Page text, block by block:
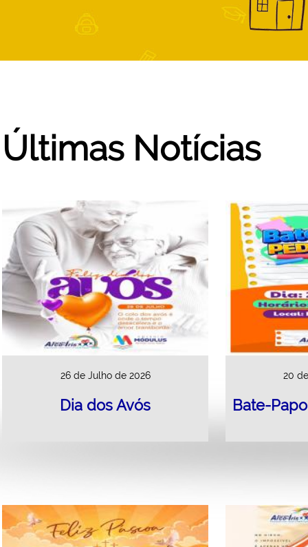
Últimas Notícias
26 de Julho de 2026
Dia dos Avós
20
Bate-